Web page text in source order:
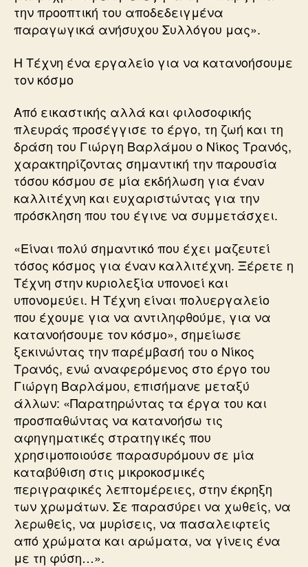
την προοπτική του αποδεδειγμένα
παραγωγικά ανήσυχου Συλλόγου μας».
Η Τέχνη ένα εργαλείο για να κατανοήσουμε
τον κόσμο
Από εικαστικής αλλά και φιλοσοφικής
πλευράς προσέγγισε το έργο, τη ζωή και τη
δράση του Γιώργη Βαρλάμου ο Νίκος Τρανός,
χαρακτηρίζοντας σημαντική την παρουσία
τόσου κόσμου σε μία εκδήλωση για έναν
καλλιτέχνη και ευχαριστώντας για την
πρόσκληση που του έγινε να συμμετάσχει.
«Είναι πολύ σημαντικό που έχει μαζευτεί
τόσος κόσμος για έναν καλλιτέχνη. Ξέρετε η
Τέχνη στην κυριολεξία υπονοεί και
υπονομεύει. Η Τέχνη είναι πολυεργαλείο
που έχουμε για να αντιληφθούμε, για να
κατανοήσουμε τον κόσμο», σημείωσε
ξεκινώντας την παρέμβασή του ο Νίκος
Τρανός, ενώ αναφερόμενος στο έργο του
Γιώργη Βαρλάμου, επισήμανε μεταξύ
άλλων: «Παρατηρώντας τα έργα του και
προσπαθώντας να κατανοήσω τις
αφηγηματικές στρατηγικές που
χρησιμοποιούσε παρασυρόμουν σε μία
καταβύθιση στις μικροκοσμικές
περιγραφικές λεπτομέρειες, στην έκρηξη
των χρωμάτων. Σε παρασύρει να χωθείς, να
λερωθείς, να μυρίσεις, να πασαλειφτείς
από χρώματα και αρώματα, να γίνεις ένα
με τη φύση…».